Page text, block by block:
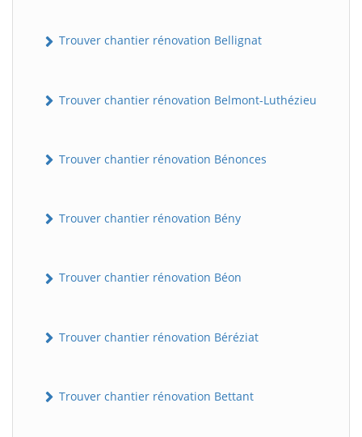
Trouver chantier rénovation Bellignat
Trouver chantier rénovation Belmont-Luthézieu
Trouver chantier rénovation Bénonces
Trouver chantier rénovation Bény
Trouver chantier rénovation Béon
Trouver chantier rénovation Béréziat
Trouver chantier rénovation Bettant